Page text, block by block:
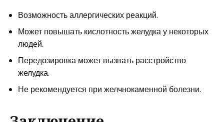
Возможность аллергических реакций.
Может повышать кислотность желудка у некоторых
людей.
Передозировка может вызвать расстройство
желудка.
Не рекомендуется при желчнокаменной болезни.